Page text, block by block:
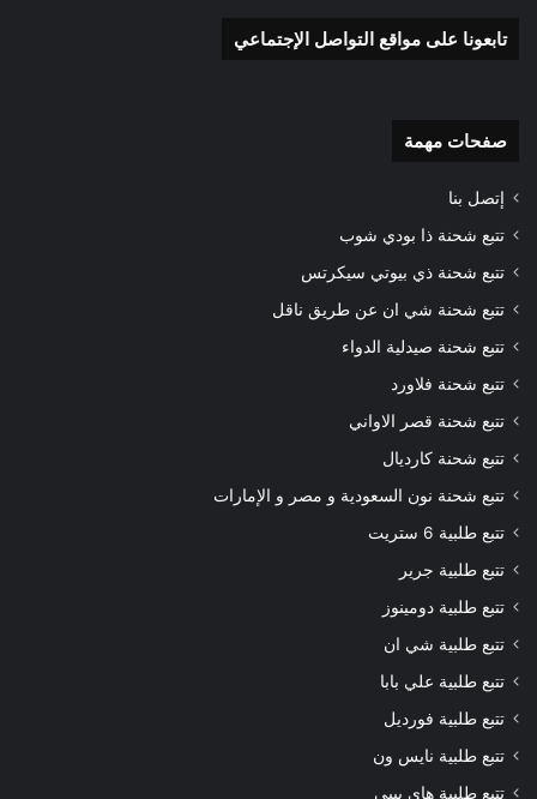
تابعونا على مواقع التواصل الإجتماعي
صفحات مهمة
إتصل بنا
تتبع شحنة ذا بودي شوب
تتبع شحنة ذي بيوتي سيكرتس
تتبع شحنة شي ان عن طريق ناقل
تتبع شحنة صيدلية الدواء
تتبع شحنة فلاورد
تتبع شحنة قصر الاواني
تتبع شحنة كارديال
تتبع شحنة نون السعودية و مصر و الإمارات
تتبع طلبية 6 ستريت
تتبع طلبية جرير
تتبع طلبية دومينوز
تتبع طلبية شي ان
تتبع طلبية علي بابا
تتبع طلبية فورديل
تتبع طلبية نايس ون
تتبع طلبية هاي بيبي